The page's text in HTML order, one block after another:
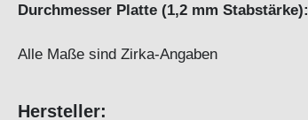
Durchmesser Platte (1,2 mm Stabstärke):
Alle Maße sind Zirka-Angaben
Hersteller: